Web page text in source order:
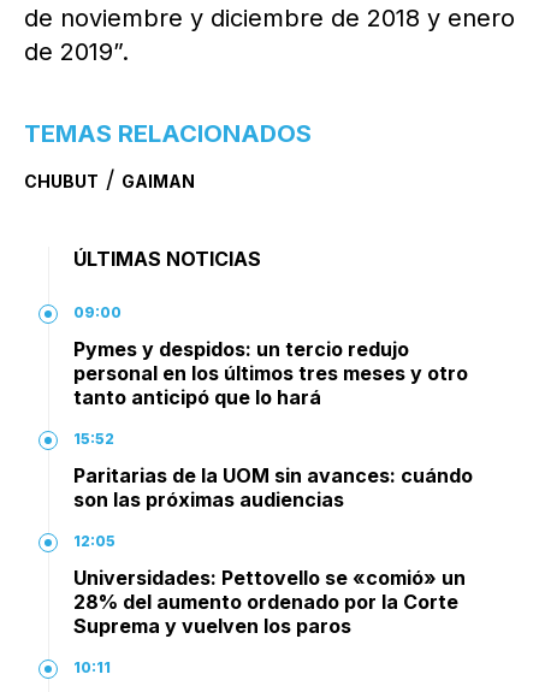
de noviembre y diciembre de 2018 y enero
de 2019”.
TEMAS RELACIONADOS
CHUBUT / GAIMAN
ÚLTIMAS NOTICIAS
09:00
Pymes y despidos: un tercio redujo
personal en los últimos tres meses y otro
tanto anticipó que lo hará
15:52
Paritarias de la UOM sin avances: cuándo
son las próximas audiencias
12:05
Universidades: Pettovello se «comió» un
28% del aumento ordenado por la Corte
Suprema y vuelven los paros
10:11